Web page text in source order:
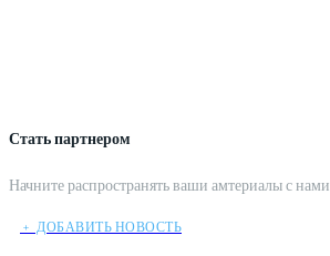
Стать партнером
Начните распространять ваши амтериалы с нами
﹢ ДОБАВИТЬ НОВОСТЬ